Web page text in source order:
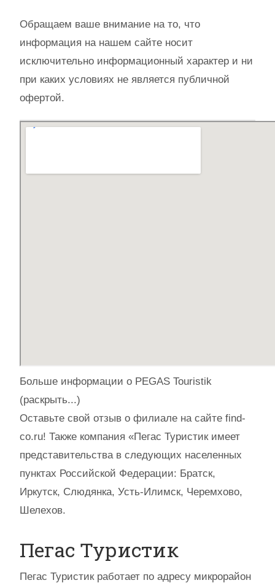
Обращаем ваше внимание на то, что
информация на нашем сайте носит
исключительно информационный характер и ни
при каких условиях не является публичной
офертой.
Больше информации о PEGAS Touristik
(раскрыть...)
Оставьте свой отзыв о филиале на сайте find-
co.ru! Также компания «Пегас Туристик имеет
представительства в следующих населенных
пунктах Российской Федерации: Братск,
Иркутск, Слюдянка, Усть-Илимск, Черемхово,
Шелехов.
Пегас Туристик
Пегас Туристик работает по адресу микрорайон